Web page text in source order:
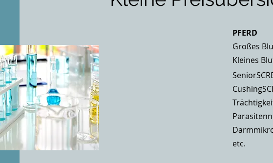
PFERD
Großes
Kleines
etc.